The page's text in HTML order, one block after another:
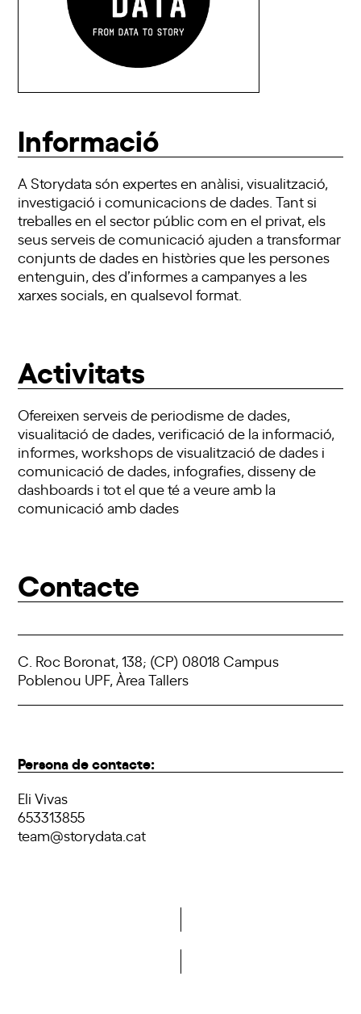
Informació
A Storydata són expertes en anàlisi, visualització,
investigació i comunicacions de dades. Tant si
treballes en el sector públic com en el privat, els
seus serveis de comunicació ajuden a transformar
conjunts de dades en històries que les persones
entenguin, des d’informes a campanyes a les
xarxes socials, en qualsevol format.
Activitats
Ofereixen serveis de periodisme de dades,
visualitació de dades, verificació de la informació,
informes, workshops de visualització de dades i
comunicació de dades, infografies, disseny de
dashboards i tot el que té a veure amb la
comunicació amb dades
Contacte
C. Roc Boronat, 138; (CP) 08018 Campus
Poblenou UPF, Àrea Tallers
Persona de contacte:
Eli Vivas
653313855
team@storydata.cat